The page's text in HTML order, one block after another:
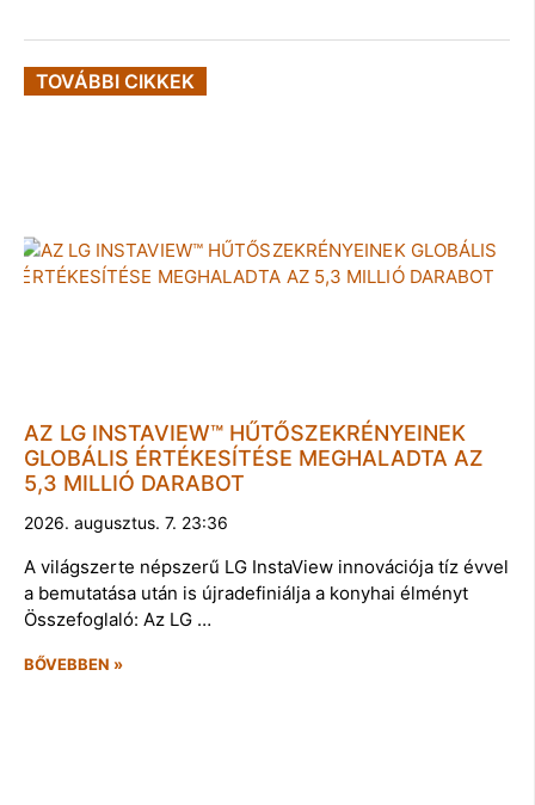
TOVÁBBI CIKKEK
AZ LG INSTAVIEW™ HŰTŐSZEKRÉNYEINEK
GLOBÁLIS ÉRTÉKESÍTÉSE MEGHALADTA AZ
5,3 MILLIÓ DARABOT
2026. augusztus. 7. 23:36
A világszerte népszerű LG InstaView innovációja tíz évvel
a bemutatása után is újradefiniálja a konyhai élményt
Összefoglaló: Az LG …
BŐVEBBEN »